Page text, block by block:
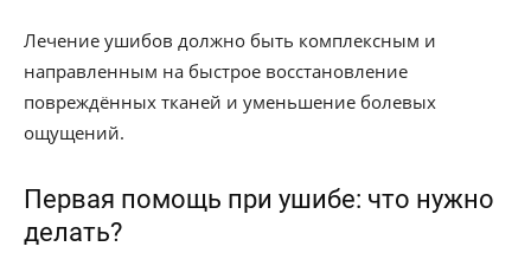
Лечение ушибов должно быть комплексным и
направленным на быстрое восстановление
повреждённых тканей и уменьшение болевых
ощущений.
Первая помощь при ушибе: что нужно
делать?